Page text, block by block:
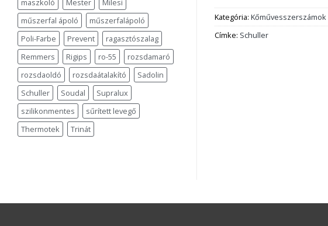
maszkoló
Mester
Milesi
műszerfal ápoló
műszerfalápoló
Poli-Farbe
Prevent
ragasztószalag
Remmers
Rigips ro-55
rozsdamaró
rozsdaoldó
rozsdaátalakító
Sadolin
Schuller
Soudal
Supralux
szilikonmentes
sűrített levegő
Thermotek
Trinát
Kategória: Kőművesszerszámok
Címke: Schuller